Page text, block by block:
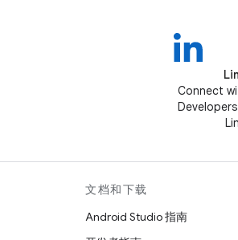
Connect
文档和下载
Android Studio 指南